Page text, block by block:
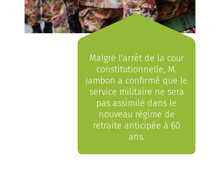
Malgré l’arrêt de la cour
constitutionnelle, M.
Jambon a confirmé que le
service militaire ne sera
pas assimilé dans le
nouveau régime de
retraite anticipée à 60
ans.